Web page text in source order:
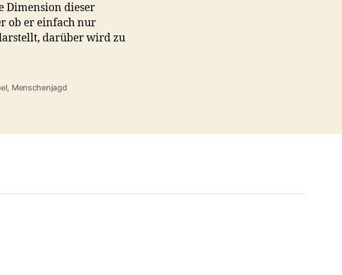
Dimension dieser
ob er einfach nur
darüber wird zu
, Menschenjagd